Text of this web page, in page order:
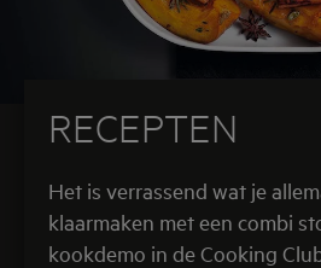
RECEPTEN
Het is verrassend wat je
klaarmaken met een combi
kookdemo in de Cooking